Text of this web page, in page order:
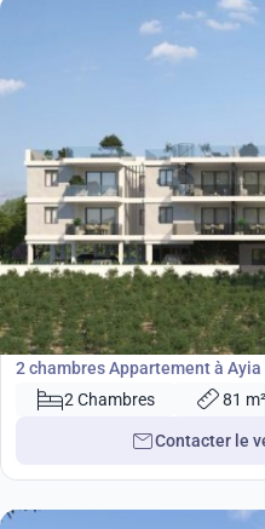
€185 000
Appartement
2 chambres Appartement à
425082 Chambres 81 m²
Contacter le